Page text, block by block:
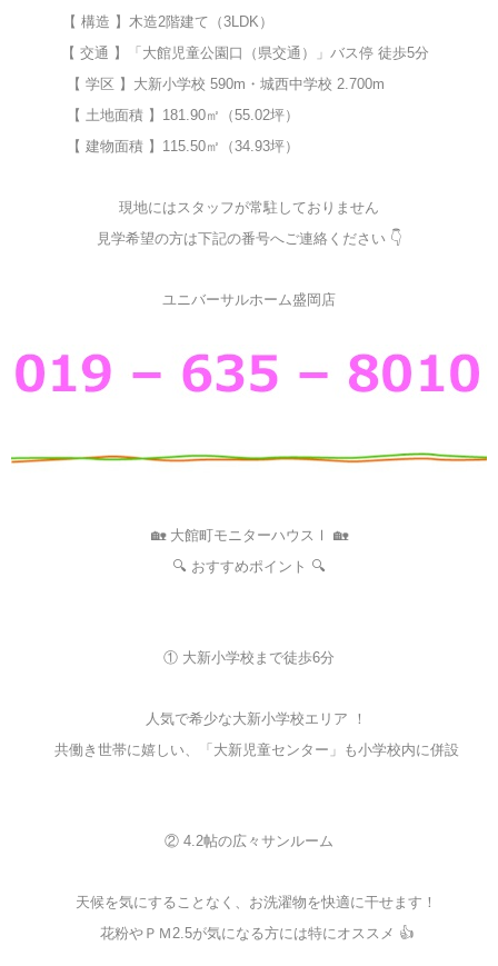
【 構造 】木造2階建て（3LDK）
【 交通 】「大館児童公園口（県交通）」バス停 徒歩5分
【 学区 】大新小学校 590m・城西中学校 2.700m
【 土地面積 】181.90㎡（55.02坪）
【 建物面積 】115.50㎡（34.93坪）
現地にはスタッフが常駐しておりません
見学希望の方は下記の番号へご連絡ください 👇
ユニバーサルホーム盛岡店
🏡 大館町モニターハウスⅠ 🏡
🔍 おすすめポイント 🔍
① 大新小学校まで徒歩6分
人気で希少な大新小学校エリア ！
共働き世帯に嬉しい、「大新児童センター」も小学校内に併設
② 4.2帖の広々サンルーム
天候を気にすることなく、お洗濯物を快適に干せます！
花粉やＰＭ2.5が気になる方には特にオススメ 👍